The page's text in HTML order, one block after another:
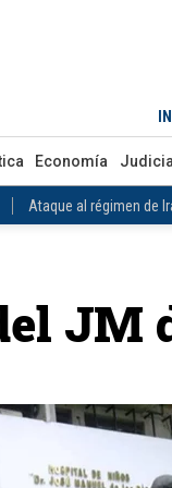
Economía Judicial
Ataque al régimen de
Terremoto en
Rodríguez Zapatero
Gustavo
JM